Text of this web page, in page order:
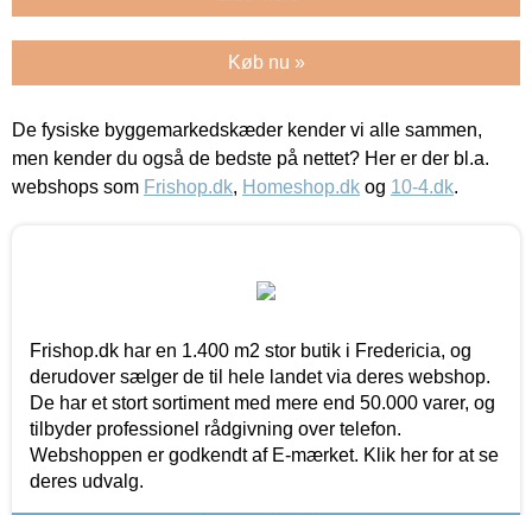
Køb nu »
De fysiske byggemarkedskæder kender vi alle sammen,
men kender du også de bedste på nettet? Her er der bl.a.
webshops som Frishop.dk, Homeshop.dk og 10-4.dk.
Frishop.dk har en 1.400 m2 stor butik i Fredericia, og
derudover sælger de til hele landet via deres webshop.
De har et stort sortiment med mere end 50.000 varer, og
tilbyder professionel rådgivning over telefon.
Webshoppen er godkendt af E-mærket. Klik her for at se
deres udvalg.